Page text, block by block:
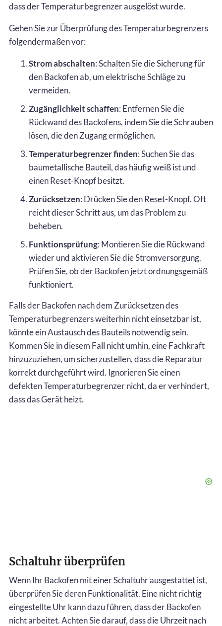
dass der Temperaturbegrenzer ausgelöst wurde.
Gehen Sie zur Überprüfung des Temperaturbegrenzers
folgendermaßen vor:
Strom abschalten: Schalten Sie die Sicherung für
den Backofen ab, um elektrische Schläge zu
vermeiden.
Zugänglichkeit schaffen: Entfernen Sie die
Rückwand des Backofens, indem Sie die Schrauben
lösen, die den Zugang ermöglichen.
Temperaturbegrenzer finden: Suchen Sie das
baumetallische Bauteil, das häufig weiß ist und
einen Reset-Knopf besitzt.
Zurücksetzen: Drücken Sie den Reset-Knopf. Oft
reicht dieser Schritt aus, um das Problem zu
beheben.
Funktionsprüfung: Montieren Sie die Rückwand
wieder und aktivieren Sie die Stromversorgung.
Prüfen Sie, ob der Backofen jetzt ordnungsgemäß
funktioniert.
Falls der Backofen nach dem Zurücksetzen des
Temperaturbegrenzers weiterhin nicht einsetzbar ist,
könnte ein Austausch des Bauteils notwendig sein.
Kommen Sie in diesem Fall nicht umhin, eine Fachkraft
hinzuzuziehen, um sicherzustellen, dass die Reparatur
korrekt durchgeführt wird. Ignorieren Sie einen
defekten Temperaturbegrenzer nicht, da er verhindert,
dass das Gerät heizt.
Schaltuhr überprüfen
Wenn Ihr Backofen mit einer Schaltuhr ausgestattet ist,
überprüfen Sie deren Funktionalität. Eine nicht richtig
eingestellte Uhr kann dazu führen, dass der Backofen
nicht arbeitet. Achten Sie darauf, dass die Uhrzeit nach